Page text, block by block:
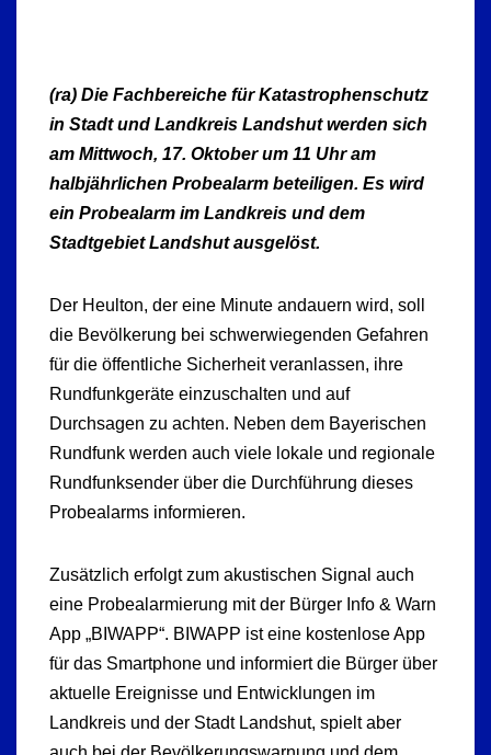
(ra) Die Fachbereiche für Katastrophenschutz
in Stadt und Landkreis Landshut werden sich
am Mittwoch, 17. Oktober um 11 Uhr am
halbjährlichen Probealarm beteiligen. Es wird
ein Probealarm im Landkreis und dem
Stadtgebiet Landshut ausgelöst.
Der Heulton, der eine Minute andauern wird, soll
die Bevölkerung bei schwerwiegenden Gefahren
für die öffentliche Sicherheit veranlassen, ihre
Rundfunkgeräte einzuschalten und auf
Durchsagen zu achten. Neben dem Bayerischen
Rundfunk werden auch viele lokale und regionale
Rundfunksender über die Durchführung dieses
Probealarms informieren.
Zusätzlich erfolgt zum akustischen Signal auch
eine Probealarmierung mit der Bürger Info & Warn
App „BIWAPP“. BIWAPP ist eine kostenlose App
für das Smartphone und informiert die Bürger über
aktuelle Ereignisse und Entwicklungen im
Landkreis und der Stadt Landshut, spielt aber